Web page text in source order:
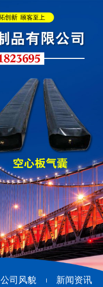
公司风貌 新闻资讯